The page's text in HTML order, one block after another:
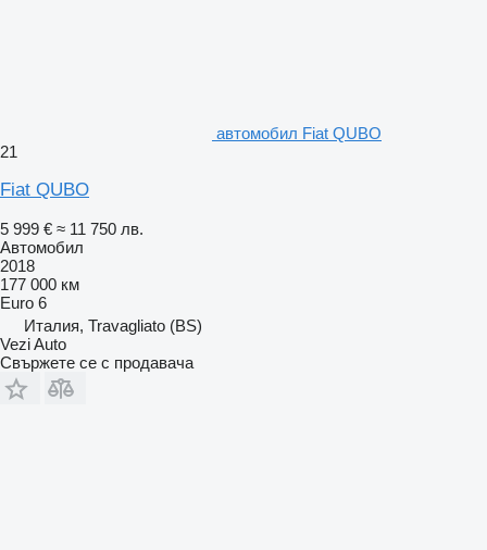
автомобил Fiat QUBO
21
Fiat QUBO
5 999 € ≈ 11 750 лв.
Автомобил
2018
177 000 км
Euro 6
Италия, Travagliato (BS)
Vezi Auto
Свържете се с продавача